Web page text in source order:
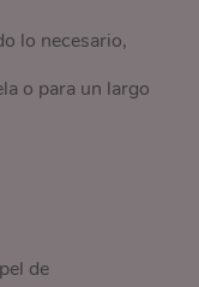
lo necesario,
o para un largo
de